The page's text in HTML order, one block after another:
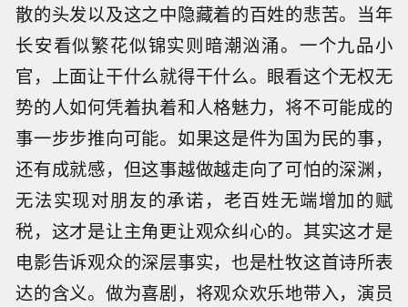
散的头发以及这之中隐藏着的百姓的悲苦。当年
长安看似繁花似锦实则暗潮汹涌。一个九品小
官，上面让干什么就得干什么。眼看这个无权无
势的人如何凭着执着和人格魅力，将不可能成的
事一步步推向可能。如果这是件为国为民的事，
还有成就感，但这事越做越走向了可怕的深渊，
无法实现对朋友的承诺，老百姓无端增加的赋
税，这才是让主角更让观众纠心的。其实这才是
电影告诉观众的深层事实，也是杜牧这首诗所表
达的含义。做为喜剧，将观众欢乐地带入，演员